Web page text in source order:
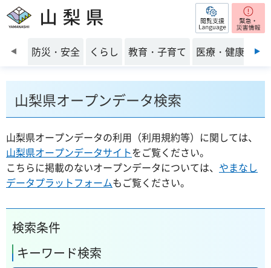
山梨県 閲覧支援
前のスライドを表示
防災・安全 くらし 教育・子育て 医療・健康・福
山梨県オープンデータ検索
山梨県オープンデータの利用（利用規約等）に関しては、
山梨県オープンデータサイトをご覧ください。
こちらに掲載のないオープンデータについては、 やまなし
データプラットフォームもご覧ください。
検索条件
キーワード検索